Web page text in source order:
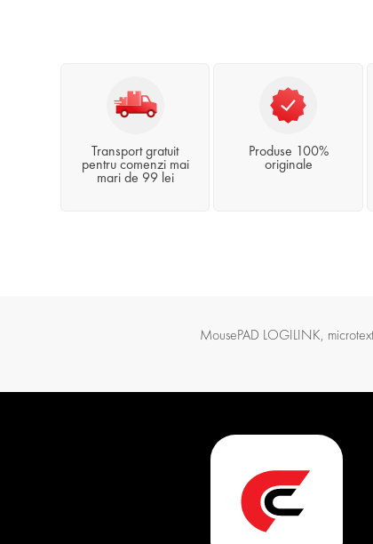
Transport gratuit
pentru comenzi mai
mari de 99 lei
Produse 100%
originale
MousePAD LOGILINK,